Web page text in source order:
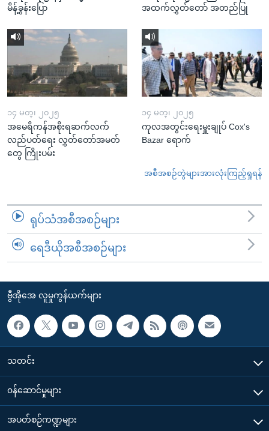
မိန့်ခွန်းပြော
အထက်လွှတ်တော် အတည်ပြု
၁၄ မတ္၊ ၂၀၂၅
အမေရိကန်အစိုးရဆက်လက်
လည်ပတ်ရေး လွှတ်တော်အမတ်
တွေ ကြိုးပမ်း
၁၄ မတ္၊ ၂၀၂၅
ကုလအတွင်းရေးမှူးချုပ် Cox's
Bazar ရောက်
အစီအစဉ်တွဲများအားလုံးကြည့်ရှုရန်
ရုပ်သံအစီအစဉ်များ
ရေဒီယိုအစီအစဉ်များ
ဗွီအိုအေ လူမှုကွန်ယက်များ
သတင်း
၀န်ဆောင်မှုများ
အပတ်စဉ်ကဏ္ဍများ